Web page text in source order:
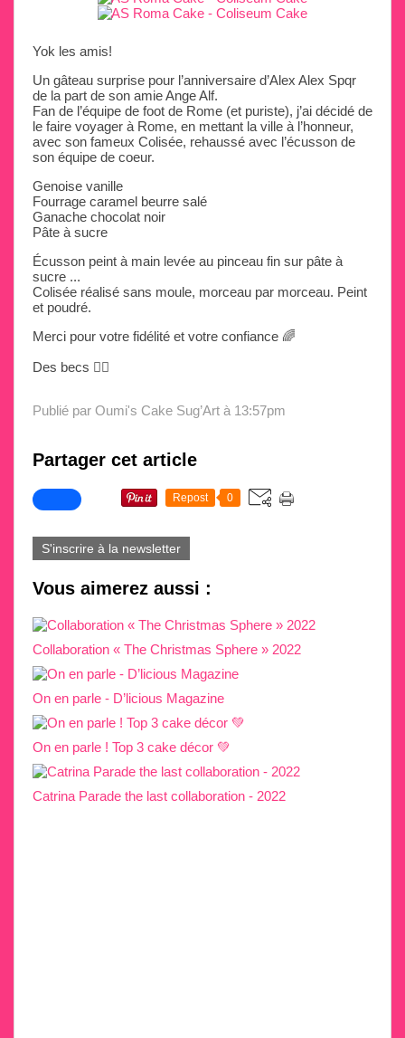
Yok les amis!
Un gâteau surprise pour l’anniversaire d’Alex Alex Spqr
de la part de son amie Ange Alf.
Fan de l’équipe de foot de Rome (et puriste), j’ai décidé de
le faire voyager à Rome, en mettant la ville à l’honneur,
avec son fameux Colisée, rehaussé avec l’écusson de
son équipe de coeur.
Genoise vanille
Fourrage caramel beurre salé
Ganache chocolat noir
Pâte à sucre
Écusson peint à main levée au pinceau fin sur pâte à
sucre ...
Colisée réalisé sans moule, morceau par morceau. Peint
et poudré.
Merci pour votre fidélité et votre confiance 🌈
Des becs ✌🏼
Publié par Oumi's Cake Sug’Art à 13:57pm
Partager cet article
Repost 0
S'inscrire à la newsletter
Vous aimerez aussi :
Collaboration « The Christmas Sphere » 2022
On en parle - D’licious Magazine
On en parle ! Top 3 cake décor 💚
Catrina Parade the last collaboration - 2022